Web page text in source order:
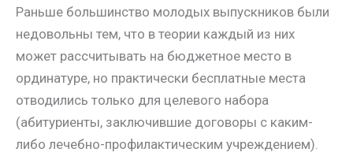
Раньше большинство молодых выпускников были
недовольны тем, что в теории каждый из них
может рассчитывать на бюджетное место в
ординатуре, но практически бесплатные места
отводились только для целевого набора
(абитуриенты, заключившие договоры с каким-
либо лечебно-профилактическим учреждением).